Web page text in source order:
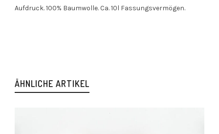
Aufdruck. 100% Baumwolle. Ca. 10l Fassungsvermögen.
ÄHNLICHE ARTIKEL